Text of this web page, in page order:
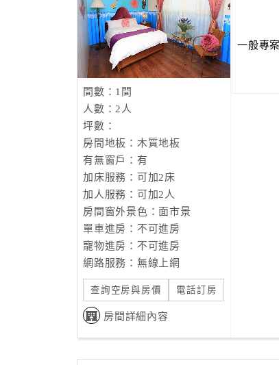
間數：1間
人數：2人
坪數：
房間地板：木質地板
有無窗戶：有
加床服務：可加2床
加人服務：可加2人
房間窗外景色：面市景
單車進房：不可進房
寵物進房：不可進房
網路服務：無線上網
查詢空房與房價 電話訂房
房間詳細內容
一般專案